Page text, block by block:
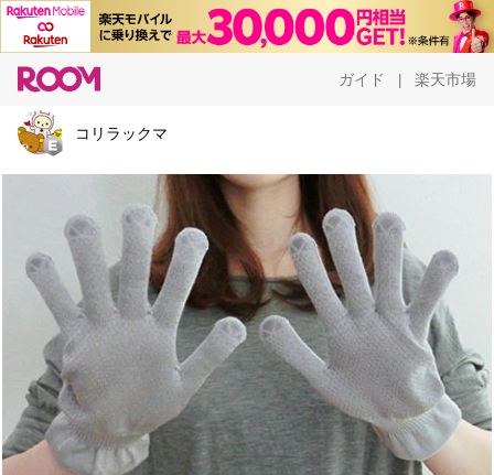
ガイド 楽天市場
コリラックマ